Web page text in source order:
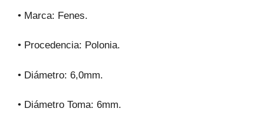
• Marca: Fenes.
• Procedencia: Polonia.
• Diámetro: 6,0mm.
• Diámetro Toma: 6mm.